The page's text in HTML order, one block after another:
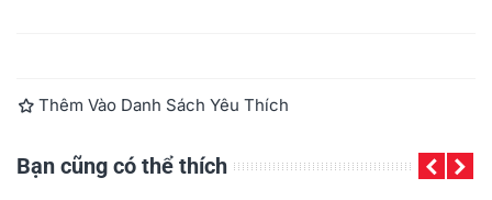
Thêm Vào Danh Sách Yêu Thích
Bạn cũng có thể thích